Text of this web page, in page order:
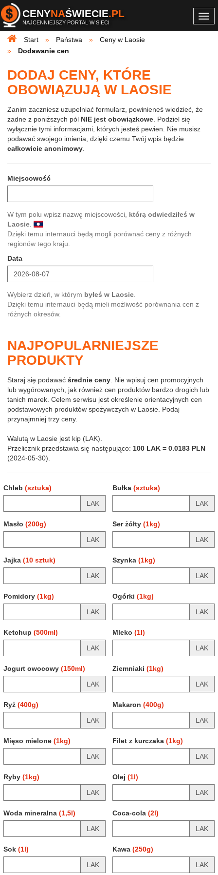
CENYNAŚWIECIE.PL
NAJCENNIEJSZY PORTAL W SIECI
Start
Państwa
Ceny w Laosie
Dodawanie cen
DODAJ CENY, KTÓRE
OBOWIĄZUJĄ W LAOSIE
Zanim zaczniesz uzupełniać formularz, powinieneś wiedzieć, że
żadne z poniższych pól NIE jest obowiązkowe . Podziel się
wyłącznie tymi informacjami, których jesteś pewien. Nie musisz
podawać swojego imienia, dzięki czemu Twój wpis będzie
całkowicie anonimowy
Miejscowość
W tym polu wpisz nazwę miejscowości, którą odwiedziłeś w
Laosie
Dzięki temu internauci będą mogli porównać ceny z różnych
regionów tego kraju.
Data
Wybierz dzień, w którym byłeś w Laosie
Dzięki temu internauci będą mieli możliwość porównania cen z
różnych okresów.
NAJPOPULARNIEJSZE
PRODUKTY
Staraj się podawać średnie ceny . Nie wpisuj cen promocyjnych
lub wygórowanych, jak również cen produktów bardzo drogich lub
tanich marek. Celem serwisu jest określenie orientacyjnych cen
podstawowych produktów spożywczych w Laosie. Podaj
przynajmniej trzy ceny.
Walutą w Laosie jest kip (LAK).
Przelicznik przedstawia się następująco: 100 LAK = 0.0183 PLN
(2024-05-30).
Chleb (sztuka)
LAK
Bułka (sztuka)
LAK
Masło (200g)
LAK
Ser żółty (1kg)
LAK
Jajka (10 sztuk)
LAK
Szynka (1kg)
LAK
Pomidory (1kg)
LAK
Ogórki (1kg)
LAK
Ketchup (500ml)
LAK
Mleko (1l)
LAK
Jogurt owocowy (150ml)
LAK
Ziemniaki (1kg)
LAK
Ryż (400g)
LAK
Makaron (400g)
LAK
Mięso mielone (1kg)
LAK
Filet z kurczaka (1kg)
LAK
Ryby (1kg)
LAK
Olej (1l)
LAK
Woda mineralna (1,5l)
LAK
Coca-cola (2l)
LAK
Sok (1l)
LAK
Kawa (250g)
LAK